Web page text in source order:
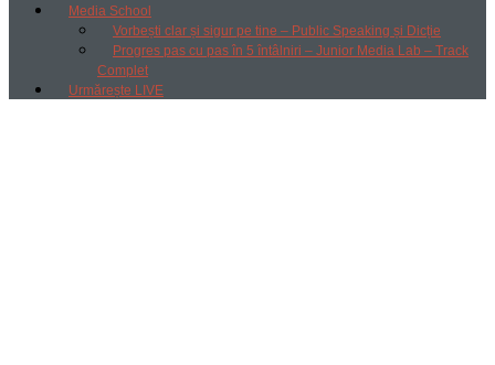
Media School
Vorbești clar și sigur pe tine – Public Speaking și Dicție
Progres pas cu pas în 5 întâlniri – Junior Media Lab – Track
Complet
Urmărește LIVE